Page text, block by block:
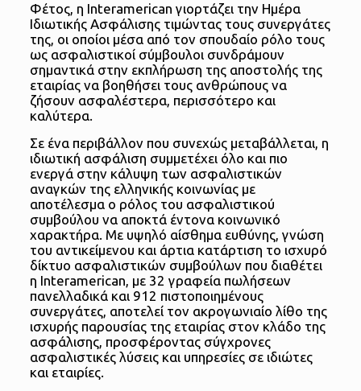
Φέτος, η Interamerican γιορτάζει την Ημέρα
Ιδιωτικής Ασφάλισης τιμώντας τους συνεργάτες
της, οι οποίοι μέσα από τον σπουδαίο ρόλο τους
ως ασφαλιστικοί σύμβουλοι συνδράμουν
σημαντικά στην εκπλήρωση της αποστολής της
εταιρίας να βοηθήσει τους ανθρώπους να
ζήσουν ασφαλέστερα, περισσότερο και
καλύτερα.
Σε ένα περιβάλλον που συνεχώς μεταβάλλεται, η
ιδιωτική ασφάλιση συμμετέχει όλο και πιο
ενεργά στην κάλυψη των ασφαλιστικών
αναγκών της ελληνικής κοινωνίας με
αποτέλεσμα ο ρόλος του ασφαλιστικού
συμβούλου να αποκτά έντονα κοινωνικό
χαρακτήρα. Με υψηλό αίσθημα ευθύνης, γνώση
του αντικείμενου και άρτια κατάρτιση το ισχυρό
δίκτυο ασφαλιστικών συμβούλων που διαθέτει
η Interamerican, με 32 γραφεία πωλήσεων
πανελλαδικά και 912 πιστοποιημένους
συνεργάτες, αποτελεί τον ακρογωνιαίο λίθο της
ισχυρής παρουσίας της εταιρίας στον κλάδο της
ασφάλισης, προσφέροντας σύγχρονες
ασφαλιστικές λύσεις και υπηρεσίες σε ιδιώτες
και εταιρίες.